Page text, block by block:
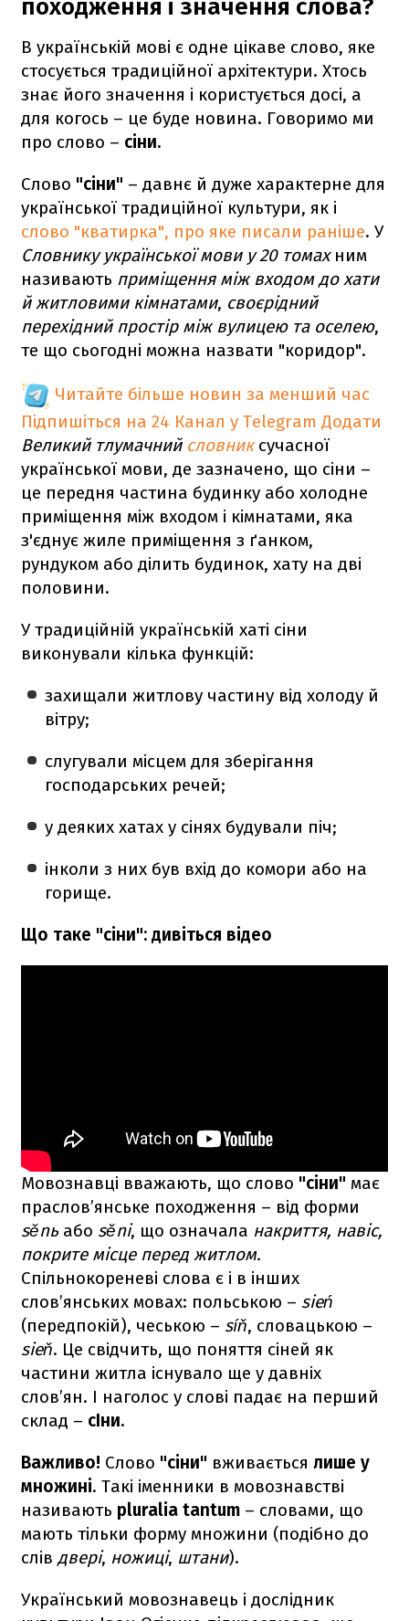
походження і значення слова?
В українській мові є одне цікаве слово, яке
стосується традиційної архітектури. Хтось
знає його значення і користується досі, а
для когось – це буде новина. Говоримо ми
про слово – сіни.
Слово "сіни" – давнє й дуже характерне для
української традиційної культури, як і
слово "кватирка", про яке писали раніше. У
Словнику української мови у 20 томахним
називають приміщення між входом до хати
й житловими кімнатами, своєрідний
перехідний простір між вулицею та оселею,
те що сьогодні можна назвати "коридор".
Читайте більше новин за менший час
Підпишіться на 24 Канал у Telegram Додати
Великий тлумачний словник сучасної
української мови, де зазначено, що сіни –
це передня частина будинку або холодне
приміщення між входом і кімнатами, яка
з'єднує жиле приміщення з ґанком,
рундуком або ділить будинок, хату на дві
половини.
У традиційній українській хаті сіни
виконували кілька функцій:
захищали житлову частину від холоду й
вітру;
слугували місцем для зберігання
господарських речей;
у деяких хатах у сінях будували піч;
інколи з них був вхід до комори або на
горище.
Що таке "сіни": дивіться відео
Мовознавці вважають, що слово "сіни" має
праслов’янське походження – від форми
sěnьабо sěni, що означала накриття, навіс,
покрите місце перед житлом.
Спільнокореневі слова є і в інших
слов’янських мовах: польською – sień
(передпокій), чеською – síň, словацькою –
sieň. Це свідчить, що поняття сіней як
частини житла існувало ще у давніх
слов’ян. І наголос у слові падає на перший
склад – сІни.
Важливо! Слово "сіни" вживається лише у
множині. Такі іменники в мовознавстві
називають pluralia tantum – словами, що
мають тільки форму множини (подібно до
слів двері, ножиці, штани).
Український мовознавець і дослідник